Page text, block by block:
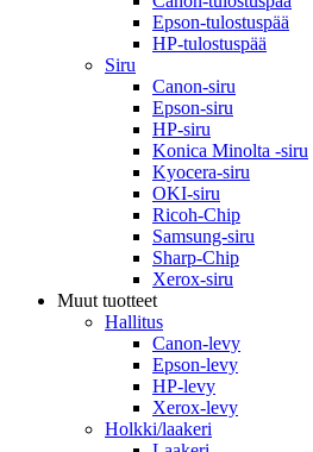
Epson-tulostuspää
HP-tulostuspää
Siru
Canon-siru
Epson-siru
HP-siru
Konica Minolta -siru
Kyocera-siru
OKI-siru
Ricoh-Chip
Samsung-siru
Sharp-Chip
Xerox-siru
Muut tuotteet
Hallitus
Canon-levy
Epson-levy
HP-levy
Xerox-levy
Holkki/laakeri